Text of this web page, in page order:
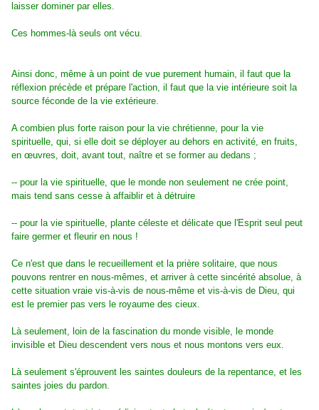
laisser dominer par elles.
Ces hommes-là seuls ont vécu.
Ainsi donc, même à un point de vue purement humain, il faut que la
réflexion précède et prépare l'action, il faut que la vie intérieure soit la
source féconde de la vie extérieure.
A combien plus forte raison pour la vie chrétienne, pour la vie
spirituelle, qui, si elle doit se déployer au dehors en activité, en fruits,
en œuvres, doit, avant tout, naître et se former au dedans ;
-- pour la vie spirituelle, que le monde non seulement ne crée point,
mais tend sans cesse à affaiblir et à détruire
-- pour la vie spirituelle, plante céleste et délicate que l'Esprit seul peut
faire germer et fleurir en nous !
Ce n'est que dans le recueillement et la prière solitaire, que nous
pouvons rentrer en nous-mêmes, et arriver à cette sincérité absolue, à
cette situation vraie vis-à-vis de nous-même et vis-à-vis de Dieu, qui
est le premier pas vers le royaume des cieux.
Là seulement, loin de la fascination du monde visible, le monde
invisible et Dieu descendent vers nous et nous montons vers eux.
Là seulement s'éprouvent les saintes douleurs de la repentance, et les
saintes joies du pardon.